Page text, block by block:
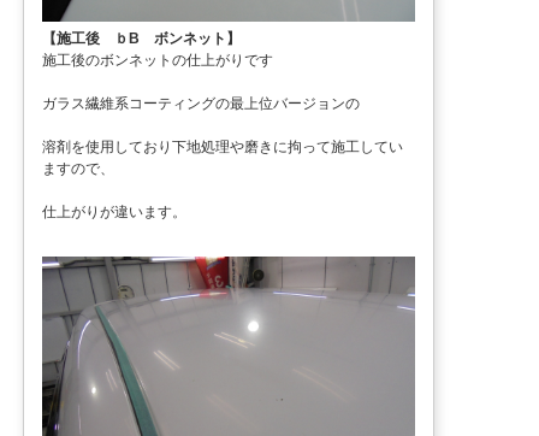
【施工後 ｂB ボンネット】
施工後のボンネットの仕上がりです
ガラス繊維系コーティングの最上位バージョンの
溶剤を使用しており下地処理や磨きに拘って施工してい
ますので、
仕上がりが違います。